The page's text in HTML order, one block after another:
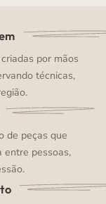
por mãos
técnicas,
de peças que
entre pessoas,